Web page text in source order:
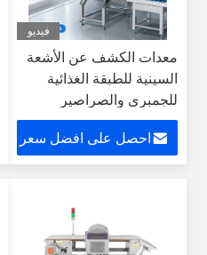
فيديو
معدات الكشف عن الأشعة
السينية للطبقة الغذائية
للجمبرى والصراصير
والحشرات والحشرات
والحشرات
احصل على افضل سعر